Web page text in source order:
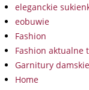
eleganckie
eobuwie
Fashion
Fashion aktualne
Garnitury damskie
Home